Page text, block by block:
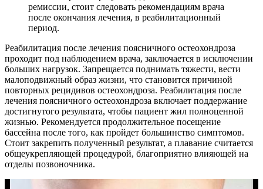
ремиссии, стоит следовать рекомендациям врача
после окончания лечения, в реабилитационный
период.
Реабилитация после лечения поясничного остеохондроза
проходит под наблюдением врача, заключается в исключении
больших нагрузок. Запрещается поднимать тяжести, вести
малоподвижный образ жизни, что становится причиной
повторных рецидивов остеохондроза. Реабилитация после
лечения поясничного остеохондроза включает поддержание
достигнутого результата, чтобы пациент жил полноценной
жизнью. Рекомендуется продолжительное посещение
бассейна после того, как пройдет большинство симптомов.
Стоит закрепить полученный результат, а плавание считается
общеукрепляющей процедурой, благоприятно влияющей на
отделы позвоночника.